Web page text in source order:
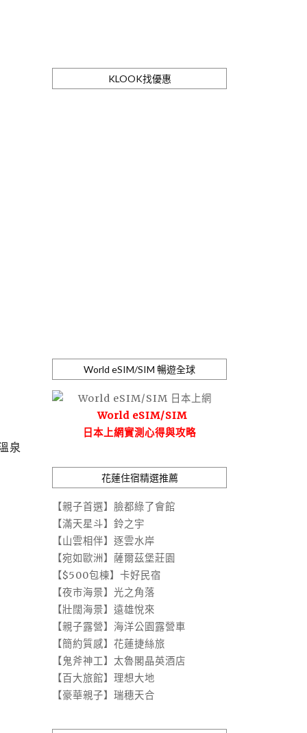
泉
KLOOK找優惠
World eSIM/SIM 暢遊全球
World eSIM/SIM
日本上網實測心得與攻略
花蓮住宿精選推薦
【親子首選】臉都綠了會館
【滿天星斗】鈴之宇
【山雲相伴】逐雲水岸
【宛如歐洲】薩爾茲堡莊園
【$500包棟】卡好民宿
【夜市海景】光之角落
【壯闊海景】遠雄悅來
【親子露營】海洋公園露營車
【簡約質感】花蓮捷絲旅
【鬼斧神工】太魯閣晶英酒店
【百大旅館】理想大地
【豪華親子】瑞穗天合